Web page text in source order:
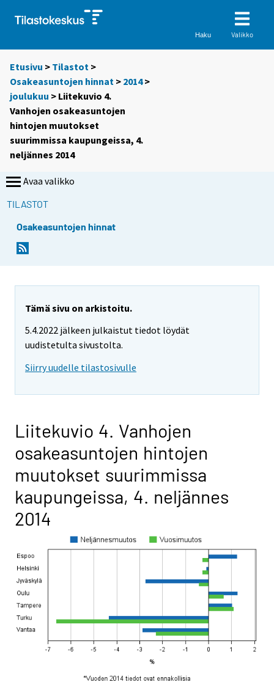
Haku Valikko
Etusivu > Tilastot >
Osakeasuntojen hinnat > 2014>
joulukuu > Liitekuvio 4.
Vanhojen osakeasuntojen
hintojen muutokset
suurimmissa kaupungeissa, 4.
neljännes 2014
Avaa valikko
TILASTOT
Osakeasuntojen hinnat
Tämä sivu on arkistoitu.
5.4.2022 jälkeen julkaistut tiedot löydät
uudistetulta sivustolta.
Siirry uudelle tilastosivulle
Liitekuvio 4. Vanhojen
osakeasuntojen hintojen
muutokset suurimmissa
kaupungeissa, 4. neljännes
2014